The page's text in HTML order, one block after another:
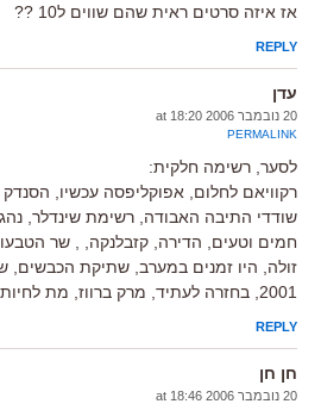
אז איזה סרטים ראית שהם שווים ל10 ??
REPLY
עדן
20 נובמבר 2006 at 18:20
PERMALINK
לסער, רשימה חלקית:
שודדי התיבה האבודה, רשימת שינדלר,
חמים וטעים, הדירה, קזבלנקה, , שר
זולה, היו זמנים במערב, שתיקת הכבשים,
2001, בחזרה לעתיד, מרק ברווז, מת לחיות
REPLY
חן חן
20 נובמבר 2006 at 18:46